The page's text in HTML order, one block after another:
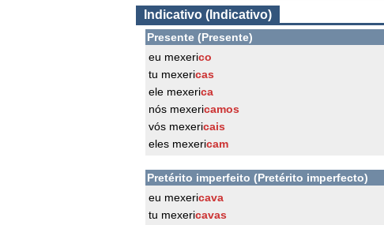
Indicativo (Indicativo)
Presente (Presente)
eu mexerico
tu mexericas
ele mexerica
nós mexericamos
vós mexericais
eles mexericam
Pretérito imperfeito (Pretérito imperfecto)
eu mexericava
tu mexericavas